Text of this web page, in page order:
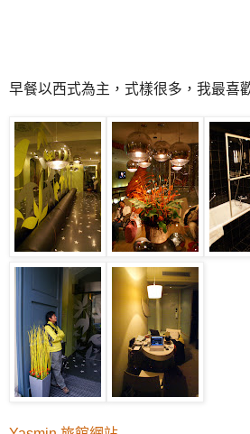
早餐以西式為主，式樣很多，我最喜